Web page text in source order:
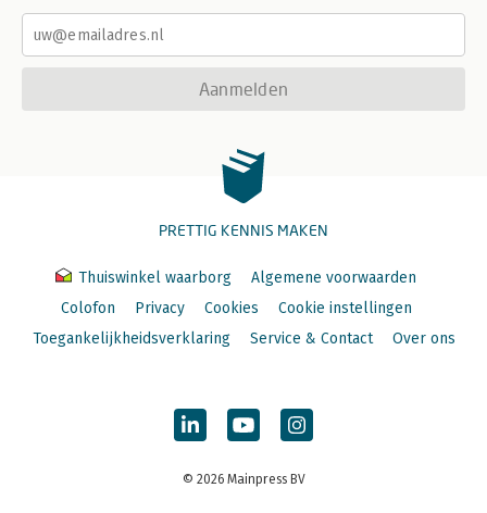
Aanmelden
PRETTIG KENNIS MAKEN
Thuiswinkel waarborg
Algemene voorwaarden
Colofon
Privacy Cookies
Cookie instellingen
Toegankelijkheidsverklaring
Service & Contact Over ons
© 2026 Mainpress BV